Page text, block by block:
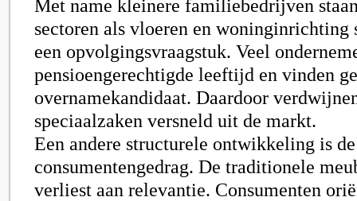
Met name kleinere familiebedrijven
sectoren als vloeren en woninginrichting
een opvolgingsvraagstuk. Veel
pensioengerechtigde leeftijd en vinden
overnamekandidaat. Daardoor
speciaalzaken versneld uit de markt.
Een andere structurele ontwikkeling is
consumentengedrag. De traditionele
verliest aan relevantie. Consumenten